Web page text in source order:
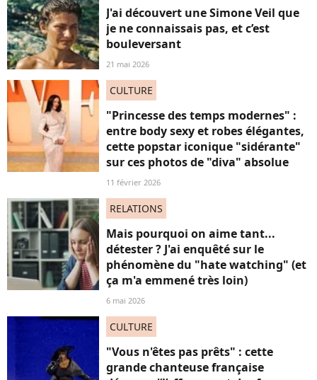
J'ai découvert une Simone Veil que
je ne connaissais pas, et c’est
bouleversant
21 mai 2026
CULTURE
"Princesse des temps modernes" :
entre body sexy et robes élégantes,
cette popstar iconique "sidérante"
sur ces photos de "diva" absolue
11 février 2026
RELATIONS
Mais pourquoi on aime tant...
détester ? J'ai enquêté sur le
phénomène du "hate watching" (et
ça m'a emmené très loin)
6 mai 2026
CULTURE
"Vous n'êtes pas prêts" : cette
grande chanteuse française